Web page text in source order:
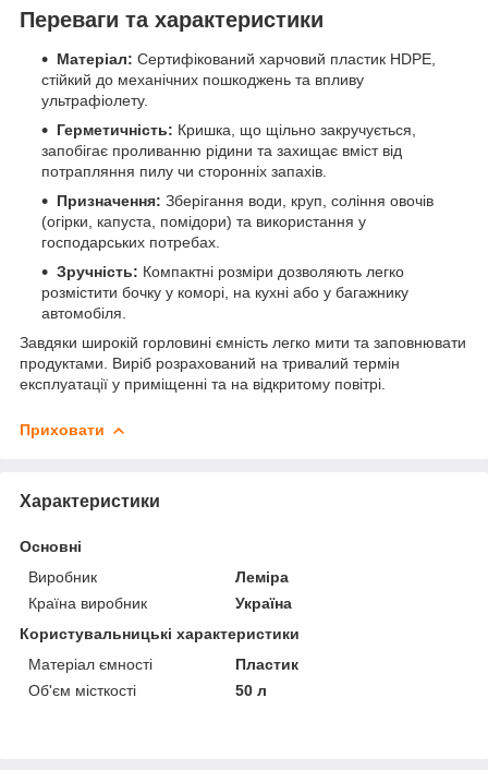
Переваги та характеристики
Матеріал: Сертифікований харчовий пластик HDPE,
стійкий до механічних пошкоджень та впливу
ультрафіолету.
Герметичність: Кришка, що щільно закручується,
запобігає проливанню рідини та захищає вміст від
потрапляння пилу чи сторонніх запахів.
Призначення: Зберігання води, круп, соління овочів
(огірки, капуста, помідори) та використання у
господарських потребах.
Зручність: Компактні розміри дозволяють легко
розмістити бочку у коморі, на кухні або у багажнику
автомобіля.
Завдяки широкій горловині ємність легко мити та заповнювати
продуктами. Виріб розрахований на тривалий термін
експлуатації у приміщенні та на відкритому повітрі.
Приховати
Характеристики
Основні
Виробник
Леміра
Країна виробник
Україна
Користувальницькі характеристики
Матеріал ємності
Пластик
Об'єм місткості
50 л